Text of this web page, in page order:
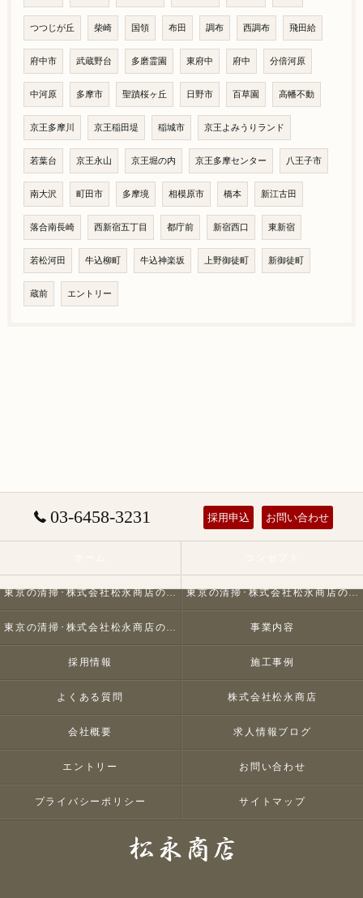
つつじが丘 柴崎 国領 布田 調布 西調布 飛田給
府中市 武蔵野台 多磨霊園 東府中 府中 分倍河原
中河原 多摩市 聖蹟桜ヶ丘 日野市 百草園 高幡不動
京王多摩川 京王稲田堤 稲城市 京王よみうりランド
若葉台 京王永山 京王堀の内 京王多摩センター 八王子市
南大沢 町田市 多摩境 相模原市 橋本 新江古田
落合南長崎 西新宿五丁目 都庁前 新宿西口 東新宿
若松河田 牛込柳町 牛込神楽坂 上野御徒町 新御徒町
蔵前 エントリー
03-6458-3231 採用申込 お問い合わせ
東京の清掃･株式会社松永商店の口コミ情報 東京の清掃･株式会社松永商店の評判
東京の清掃･株式会社松永商店のお客様の声 事業内容
採用情報 施工事例
よくある質問 株式会社松永商店
会社概要 求人情報ブログ
エントリー お問い合わせ
プライバシーポリシー サイトマップ